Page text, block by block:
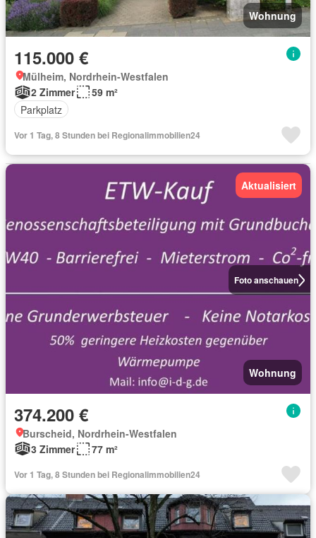
Wohnung
115.000 €
Mülheim, Nordrhein-Westfalen
2 Zimmer
59 m²
Parkplatz
Vor 1 Tag, 8 Stunden bei Regionalimmobilien24
Foto anschauen
Aktualisiert
Wohnung
374.200 €
Burscheid, Nordrhein-Westfalen
3 Zimmer
77 m²
Vor 1 Tag, 8 Stunden bei Regionalimmobilien24